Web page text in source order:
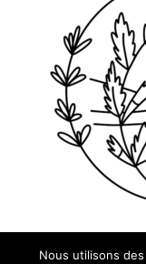
Nous utilisons